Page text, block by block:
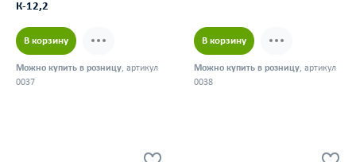
К-12,2
В корзину
Можно купить в розницу, артикул
0037
В корзину
Можно купить в розницу, артикул
0038